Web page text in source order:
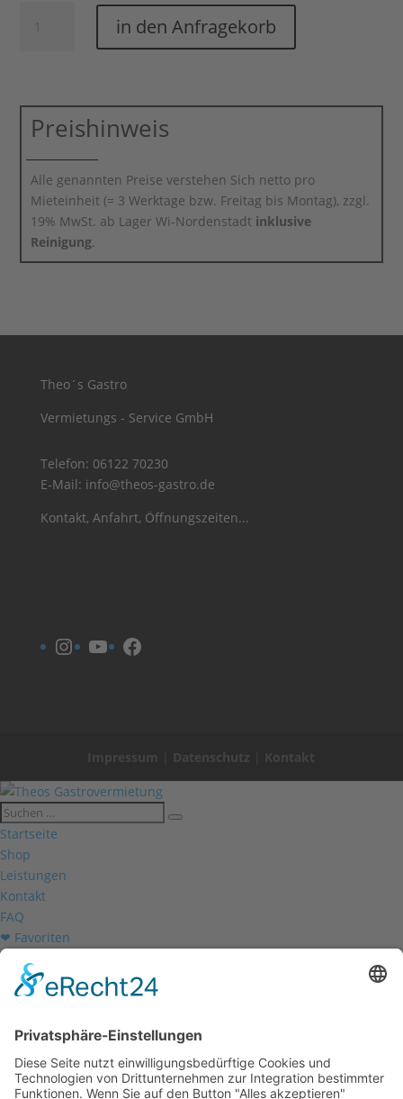
in den Anfragekorb
Preishinweis
Alle genannten Preise verstehen Sich netto pro
Mieteinheit (= 3 Werktage bzw. Freitag bis Montag), zzgl.
19% MwSt. ab Lager Wi-Nordenstadt inklusive
Reinigung.
Theo´s Gastro
Vermietungs - Service GmbH
Telefon: 06122 70230
E-Mail: info@theos-gastro.de
Kontakt, Anfahrt, Öffnungszeiten...
Instagram
YouTubeFacebook
Impressum Datenschutz Kontakt
Startseite
Shop
Leistungen
Kontakt
FAQ
❤ Favoriten
Mein Konto
Betriebsferien